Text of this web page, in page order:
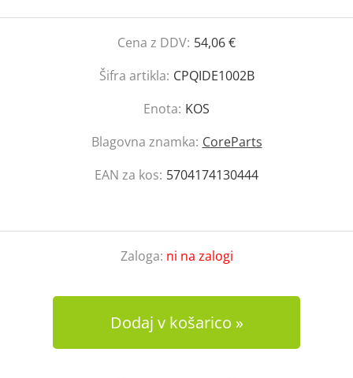
Cena z DDV: 54,06 €
Šifra artikla: CPQIDE1002B
Enota: KOS
Blagovna znamka: CoreParts
EAN za kos: 5704174130444
Zaloga: ni na zalogi
Dodaj v košarico